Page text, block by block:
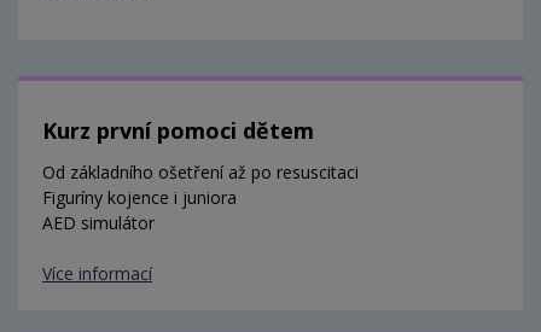
Kurz první pomoci dětem
Od základního ošetření až po resuscitaci
Figuríny kojence i juniora
AED simulátor
Více informací